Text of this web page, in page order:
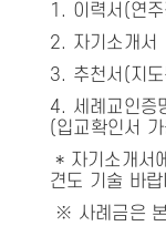
1. 이력서(연
2. 자기소개서
3. 추천서(지
4. 세례교인증
(입교확인서 가
* 자기소개서
견도 기술 바랍
※ 사례금은